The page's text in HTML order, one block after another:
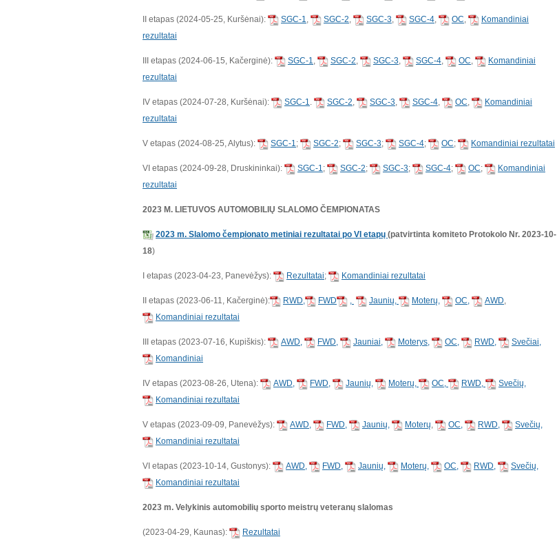
II etapas (2024-05-25, Kuršėnai): SGC-1, SGC-2, SGC-3, SGC-4, OC,
Komandiniai
rezultatai
III etapas (2024-06-15, Kačerginė): SGC-1, SGC-2, SGC-3, SGC-4, OC,
Komandiniai
rezultatai
IV etapas (2024-07-28, Kuršėnai): SGC-1. SGC-2, SGC-3, SGC-4, OC,
Komandiniai
rezultatai
V etapas (2024-08-25, Alytus): SGC-1; SGC-2; SGC-3; SGC-4; OC; Komandiniai rezultatai
VI etapas (2024-09-28, Druskininkai): SGC-1; SGC-2; SGC-3; SGC-4; OC;
Komandiniai
rezultatai
2023 M. LIETUVOS AUTOMOBILIŲ SLALOMO ČEMPIONATAS
2023 m. Slalomo čempionato metiniai rezultatai po VI etapų (patvirtinta komiteto Protokolo Nr. 2023-10-
18)
I etapas (2023-04-23, Panevėžys): Rezultatai; Komandiniai rezultatai
II etapas (2023-06-11, Kačerginė): RWD, FWD , Jaunių, Moterų, OC, AWD,
Komandiniai rezultatai
III etapas (2023-07-16, Kupiškis): AWD, FWD, Jauniai, Moterys, OC, RWD,
Svečiai,
Komandiniai
IV etapas (2023-08-26, Utena): AWD, FWD, Jaunių, Moterų, OC, RWD,
Svečių,
Komandiniai rezultatai
V etapas (2023-09-09, Panevėžys): AWD, FWD, Jaunių, Moterų, OC, RWD,
Svečių,
Komandiniai rezultatai
VI etapas (2023-10-14, Gustonys): AWD, FWD, Jaunių, Moterų, OC, RWD,
Svečių,
Komandiniai rezultatai
2023 m. Velykinis automobilių sporto meistrų veteranų slalomas
(2023-04-29, Kaunas): Rezultatai